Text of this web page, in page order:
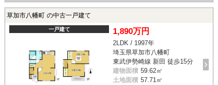
草加市八幡町 の中古一戸建て
一戸建て 1,890万円
2LDK / 1997年
埼玉県草加市八幡町
東武伊勢崎線 新田 徒歩15分
建物面積 59.62㎡
土地面積 57.71㎡